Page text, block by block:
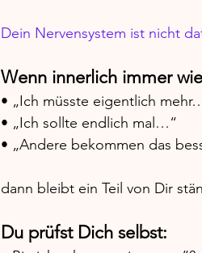
Dein Nervensystem ist nicht
Wenn innerlich immer
• „Ich müsste eigentlich
• „Ich sollte endlich mal…“
• „Andere bekommen das
dann bleibt ein Teil von Dir
Du prüfst Dich selbst: